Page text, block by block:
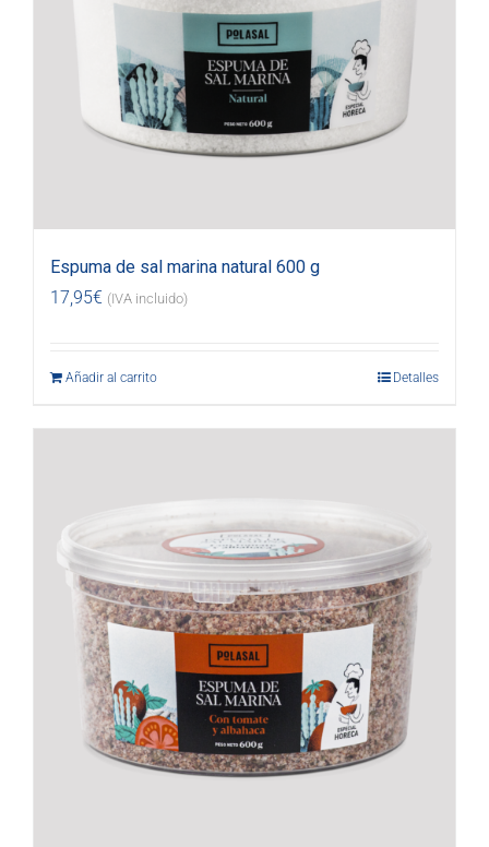
Espuma de sal marina natural 600 g
17,95€ (IVA incluido)
Añadir al carrito Detalles